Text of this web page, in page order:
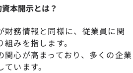
本開示とは？
財務情報と同様に、従業員に関
みを指します。
心が高まっており、多くの企業
います。